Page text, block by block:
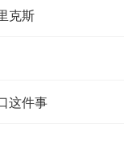
克斯
这件事